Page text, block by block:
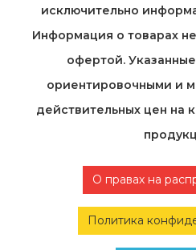
исключительно
Информация о товарах
офертой.
ориентировочными и
действительных цен на
О правах на
Политика